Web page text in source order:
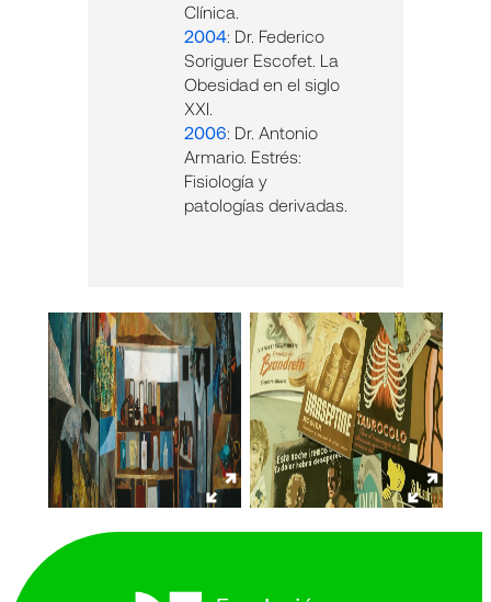
Clínica.
2004: Dr. Federico
Soriguer Escofet. La
Obesidad en el siglo
XXI.
2006: Dr. Antonio
Armario. Estrés:
Fisiología y
patologías derivadas.